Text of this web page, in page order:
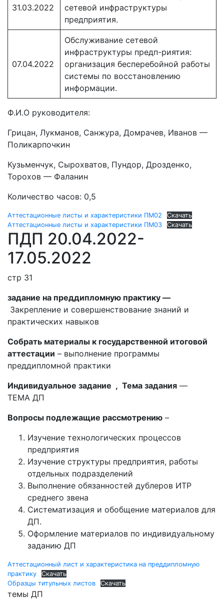
31.03.2022
сетевой инфраструктуры
предприятия.
07.04.2022
Обслуживание сетевой
инфраструктуры предп-риятия:
организация бесперебойной работы
системы по восстановлению
информации.
Ф.И.О руководителя:
Грицан, Лукманов, Санжура, Домрачев, Иванов —
Поликарпочкин
Кузьменчук, Сырохватов, Пундор, Дрозденко,
Торохов — Фаланин
Количество часов: 0,5
Аттестационные листы и характеристики ПМ02
Скачать
Аттестационные листы и характеристики ПМ03
Скачать
ПДП 20.04.2022-
17.05.2022
стр 31
задание на преддипломную практику —
Закрепление и совершенствование знаний и
практических навыков
Собрать материалы к государственной итоговой
аттестации – выполнение программы
преддипломной практики
Индивидуальное задание , Тема задания —
ТЕМА ДП
Вопросы подлежащие рассмотрению –
Изучение технологических процессов
предприятия
Изучение структуры предприятия, работы
отдельных подразделений
Выполнение обязанностей дублеров ИТР
среднего звена
Систематизация и обобщение материалов для
ДП.
Оформление материалов по индивидуальному
заданию ДП
Аттестационный лист и характеристика на преддипломную
практику
Скачать
Образцы титульных листов
Скачать
темы ДП